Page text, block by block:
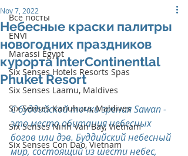
Все посты
ENVI
Marassi Egypt
Six Senses Hotels Resorts Spas
Six Senses Laamu, Maldives
Six Senses Kanuhura, Maldives
Six Senses Ninh Van Bay, Vietnam
Six Senses Con Dao, Vietnam
Небесные краски палитры
новогодних праздников
курорта InterContinentlal
Phuket Resort
Nov 7, 2022
С буддийской точки зрения Sawan -
это место обитания небесных
богов или дэв. Буддийский небесный
мир, состоящий из шести небес,